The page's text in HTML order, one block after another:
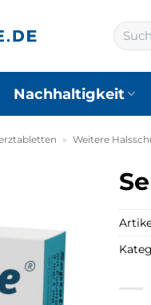
Suchen
nach:
Nachhaltigkeit
» Weitere